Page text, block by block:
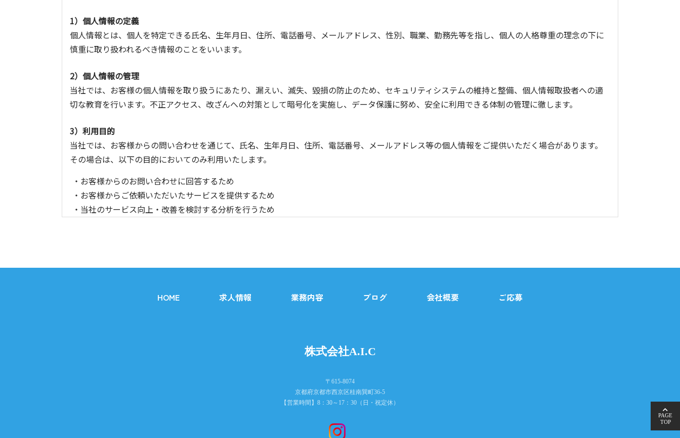
1）個人情報の定義
個人情報とは、個人を特定できる氏名、生年月日、住所、電話番号、メールアドレス、性別、職業、勤務先等を指し、個人の人格尊重の理念の下に
慎重に取り扱われるべき情報のことをいいます。
2）個人情報の管理
当社では、お客様の個人情報を取り扱うにあたり、漏えい、滅失、毀損の防止のため、セキュリティシステムの維持と整備、個人情報取扱者への適
切な教育を行います。不正アクセス、改ざんへの対策として暗号化を実施し、データ保護に努め、安全に利用できる体制の管理に徹します。
3）利用目的
当社では、お客様からの問い合わせを通じて、氏名、生年月日、住所、電話番号、メールアドレス等の個人情報をご提供いただく場合があります。
その場合は、以下の目的においてのみ利用いたします。
・お客様からのお問い合わせに回答するため
・お客様からご依頼いただいたサービスを提供するため
・当社のサービス向上・改善を検討する分析を行うため
4）個人情報の第三者提供
2．人の生命、身体または財産の保護のために必要がある場合であって、本人の同意を得ることが困難であるとき
4．国の機関もしくは地方公共団体またはその委託を受けた者が法令の定める事務を遂行することに対して協力する必要がある場合であり、本人の
同意を得ることにより当該事務の遂行に支障を及ぼすおそれがあるとき
当社はお客様からの開示・訂正・削除の要請があった場合、他の法令の規定により特別の手続が定められている場合を除いて、ご本人確認後に開
PAGE
TOP
HOME 求人情報 業務内容 ブログ 会社概要 ご応募
株式会社A.I.C
〒615-8074
京都府京都市西京区桂南巽町36-5
【営業時間】8：30～17：30（日・祝定休）